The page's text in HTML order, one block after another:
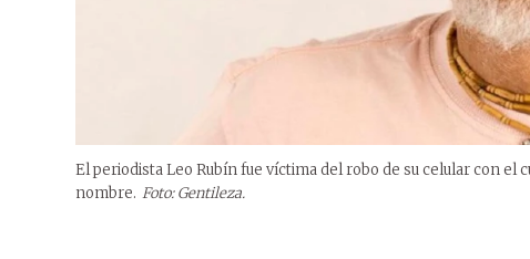
El periodista Leo Rubín fue víctima del robo de su celular con el
nombre. Foto: Gentileza.